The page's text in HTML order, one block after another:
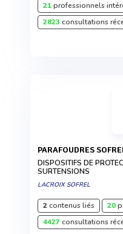
21professionnels
2823 consultations
PARAFOUDRES
DISPOSITIFS DE
SURTENSIONS
LACROIX SOFREL
2contenus liés 20
4427consultations